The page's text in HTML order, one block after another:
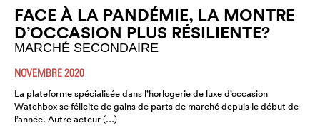
FACE À LA PANDÉMIE, LA MONTRE
D’OCCASION PLUS RÉSILIENTE?
MARCHÉ SECONDAIRE
NOVEMBRE 2020
La plateforme spécialisée dans l’horlogerie de luxe d’occasion
Watchbox se félicite de gains de parts de marché depuis le début de
l’année. Autre acteur (…)